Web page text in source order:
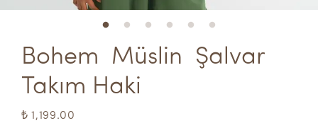
Bohem  Müslin  Şalvar
Takım Haki
₺ 1,199.00